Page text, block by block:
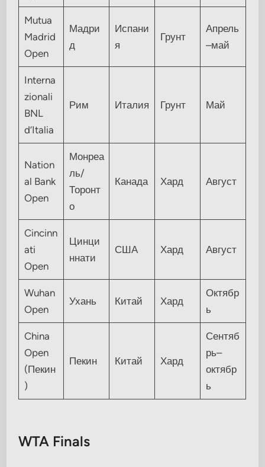
Mutua
Madrid
Open
Мадри
д
Испани
я
Грунт
Апрель
–май
Interna
zionali
BNL
d’Italia
Рим Италия Грунт Май
Nation
al Bank
Open
Монреа
ль/
Торонт
о
Канада Хард Август
Cincinn
ati
Open
Цинци
ннати
США Хард Август
Wuhan
Open
Ухань Китай Хард
Октябр
ь
China
Open
(Пекин
)
Пекин Китай Хард
Сентяб
рь–
октябр
ь
WTA Finals